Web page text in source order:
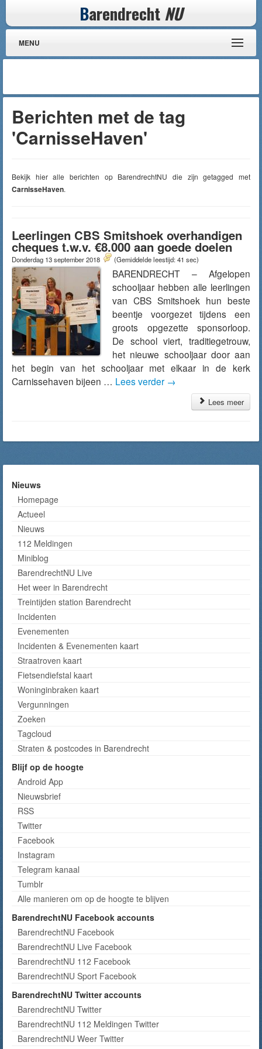
Barendrecht NU
MENU
Berichten met de tag
'CarnisseHaven'
Bekijk hier alle berichten op BarendrechtNU die zijn getagged met
CarnisseHaven.
Leerlingen CBS Smitshoek overhandigen
cheques t.w.v. €8.000 aan goede doelen
Donderdag 13 september 2018 (Gemiddelde leestijd: 41 sec)
BARENDRECHT – Afgelopen
schooljaar hebben alle leerlingen
van CBS Smitshoek hun beste
beentje voorgezet tijdens een
groots opgezette sponsorloop.
De school viert, traditiegetrouw,
het nieuwe schooljaar door aan
het begin van het schooljaar met elkaar in de kerk
Carnissehaven bijeen … Lees verder →
Lees meer
Nieuws
Homepage
Actueel
Nieuws
112 Meldingen
Miniblog
BarendrechtNU Live
Het weer in Barendrecht
Treintijden station Barendrecht
Incidenten
Evenementen
Incidenten & Evenementen kaart
Straatroven kaart
Fietsendiefstal kaart
Woninginbraken kaart
Vergunningen
Zoeken
Tagcloud
Straten & postcodes in Barendrecht
Blijf op de hoogte
Android App
Nieuwsbrief
RSS
Twitter
Facebook
Instagram
Telegram kanaal
Tumblr
Alle manieren om op de hoogte te blijven
BarendrechtNU Facebook accounts
BarendrechtNU Facebook
BarendrechtNU Live Facebook
BarendrechtNU 112 Facebook
BarendrechtNU Sport Facebook
BarendrechtNU Twitter accounts
BarendrechtNU Twitter
BarendrechtNU 112 Meldingen Twitter
BarendrechtNU Weer Twitter